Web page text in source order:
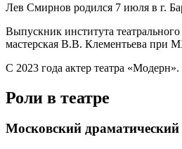
Лев Смирнов родился 7 июля в г.
Выпускник института
мастерская В.В. Клементьева при
С 2023 года актер театра «Модерн».
Роли в театре
Московский